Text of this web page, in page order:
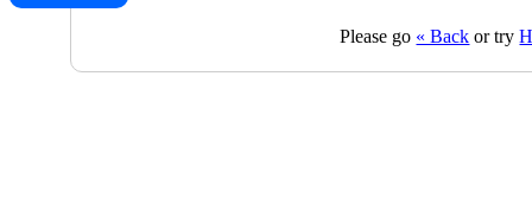
Please go « Back or try